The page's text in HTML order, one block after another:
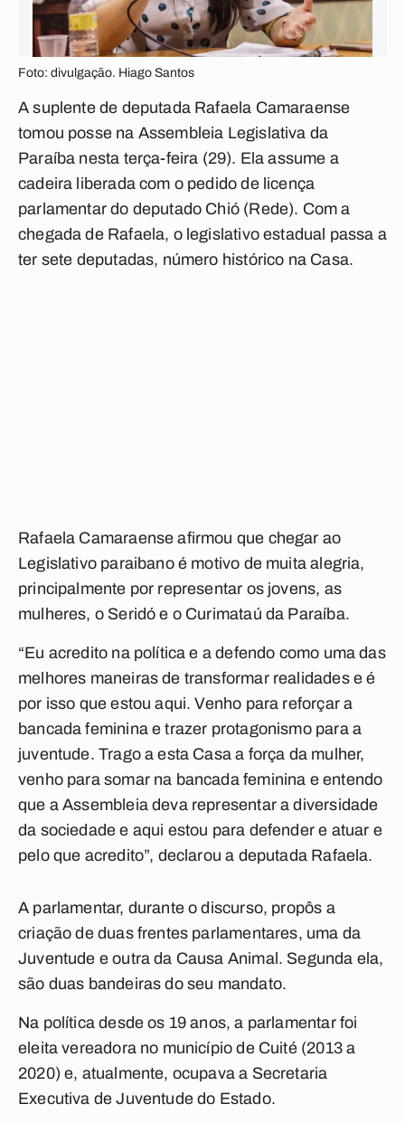
Foto: divulgação. Hiago Santos
A suplente de deputada Rafaela Camaraense
tomou posse na Assembleia Legislativa da
Paraíba nesta terça-feira (29). Ela assume a
cadeira liberada com o pedido de licença
parlamentar do deputado Chió (Rede). Com a
chegada de Rafaela, o legislativo estadual passa a
ter sete deputadas, número histórico na Casa.
Rafaela Camaraense afirmou que chegar ao
Legislativo paraibano é motivo de muita alegria,
principalmente por representar os jovens, as
mulheres, o Seridó e o Curimataú da Paraíba.
“Eu acredito na política e a defendo como uma das
melhores maneiras de transformar realidades e é
por isso que estou aqui. Venho para reforçar a
bancada feminina e trazer protagonismo para a
juventude. Trago a esta Casa a força da mulher,
venho para somar na bancada feminina e entendo
que a Assembleia deva representar a diversidade
da sociedade e aqui estou para defender e atuar e
pelo que acredito”, declarou a deputada Rafaela.
A parlamentar, durante o discurso, propôs a
criação de duas frentes parlamentares, uma da
Juventude e outra da Causa Animal. Segunda ela,
são duas bandeiras do seu mandato.
Na política desde os 19 anos, a parlamentar foi
eleita vereadora no município de Cuité (2013 a
2020) e, atualmente, ocupava a Secretaria
Executiva de Juventude do Estado.